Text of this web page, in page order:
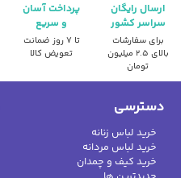
ارسال رایگان
سراسر کشور
برای سفارشات
بالای ۲.۵ میلیون
تومان
پرداخت آسان
و سریع
تا ۷ روز ضمانت
تعویض کالا
دسترسی
خرید لباس زنانه
خرید لباس مردانه
خرید کیف و چمدان